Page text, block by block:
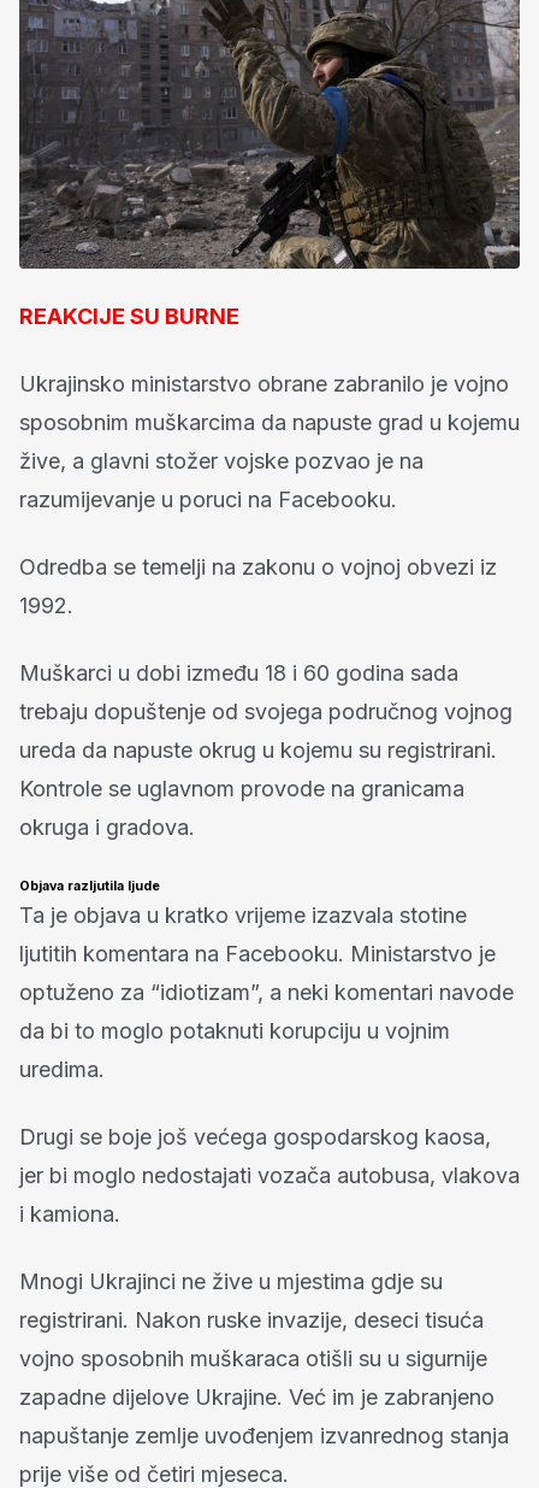
REAKCIJE SU BURNE
Ukrajinsko ministarstvo obrane zabranilo je vojno
sposobnim muškarcima da napuste grad u kojemu
žive, a glavni stožer vojske pozvao je na
razumijevanje u poruci na Facebooku.
Odredba se temelji na zakonu o vojnoj obvezi iz
1992.
Muškarci u dobi između 18 i 60 godina sada
trebaju dopuštenje od svojega područnog vojnog
ureda da napuste okrug u kojemu su registrirani.
Kontrole se uglavnom provode na granicama
okruga i gradova.
Objava razljutila ljude
Ta je objava u kratko vrijeme izazvala stotine
ljutitih komentara na Facebooku. Ministarstvo je
optuženo za “idiotizam”, a neki komentari navode
da bi to moglo potaknuti korupciju u vojnim
uredima.
Drugi se boje još većega gospodarskog kaosa,
jer bi moglo nedostajati vozača autobusa, vlakova
i kamiona.
Mnogi Ukrajinci ne žive u mjestima gdje su
registrirani. Nakon ruske invazije, deseci tisuća
vojno sposobnih muškaraca otišli su u sigurnije
zapadne dijelove Ukrajine. Već im je zabranjeno
napuštanje zemlje uvođenjem izvanrednog stanja
prije više od četiri mjeseca.